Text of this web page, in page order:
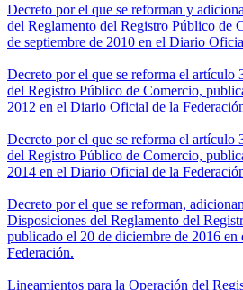
Decreto por el que se reforman y
del Reglamento del Registro Público de
de septiembre de 2010 en el Diario
Decreto por el que se reforma el artículo
del Registro Público de Comercio,
2012 en el Diario Oficial de la
Decreto por el que se reforma el artículo
del Registro Público de Comercio,
2014 en el Diario Oficial de la
Decreto por el que se reforman,
Disposiciones del Reglamento del
publicado el 20 de diciembre de 2016
Federación.
Lineamientos para la Operación del